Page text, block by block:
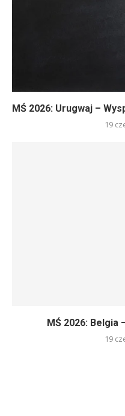
MŚ 2026: Urugwaj –
19
MŚ 2026: Belgia
19